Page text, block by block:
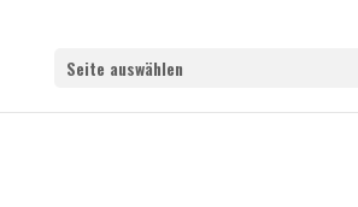
Seite auswählen